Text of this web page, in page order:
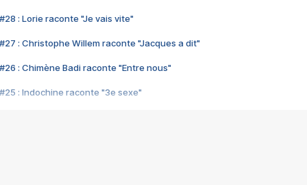
#28 : Lorie raconte "Je vais vite"
#27 : Christophe Willem raconte "Jacques a dit"
#26 : Chimène Badi raconte "Entre nous"
#25 : Indochine raconte "3e sexe"